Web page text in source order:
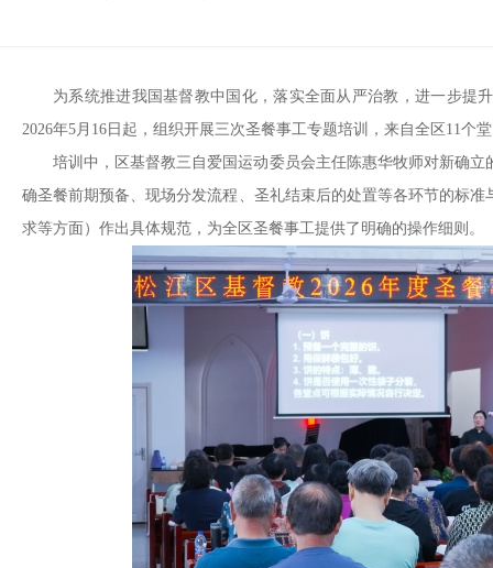
为系统推进我国基督教中国化，落实全面从严治教，进一步提
2026年5月16日起，组织开展三次圣餐事工专题培训，来自全区11个
培训中，区基督教三自爱国运动委员会主任陈惠华牧师对新确
确圣餐前期预备、现场分发流程、圣礼结束后的处置等各环节的标
求等方面）作出具体规范，为全区圣餐事工提供了明确的操作细则。